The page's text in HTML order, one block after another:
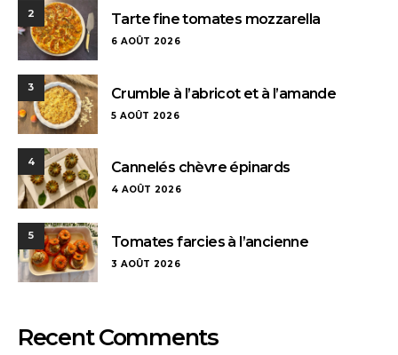
2 Tarte fine tomates mozzarella
6 AOÛT 2026
3 Crumble à l’abricot et à l’amande
5 AOÛT 2026
4 Cannelés chèvre épinards
4 AOÛT 2026
5 Tomates farcies à l’ancienne
3 AOÛT 2026
Recent Comments